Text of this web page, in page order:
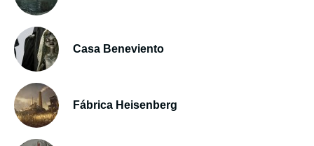
Casa Beneviento
Fábrica Heisenberg